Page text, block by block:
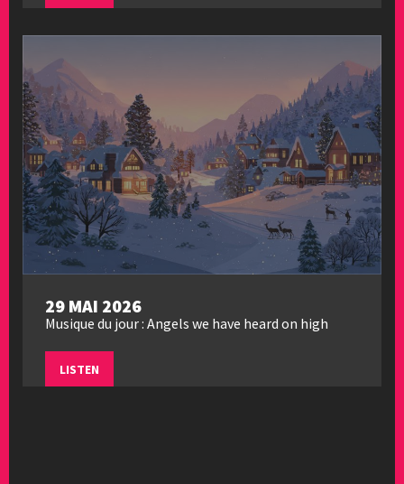
29 MAI 2026
Musique du jour : Angels we have heard on high
LISTEN